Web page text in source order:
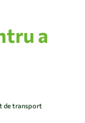
a
de transport